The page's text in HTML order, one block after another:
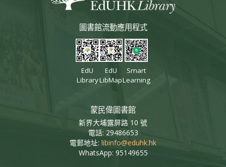
圖書館流動應用程式
EdU
Library
EdU
LibMap
Smart
Learning
蒙民偉圖書館
新界大埔露屏路 10 號
電話: 29486653
電郵地址: libinfo@eduhk.hk
WhatsApp: 95149655